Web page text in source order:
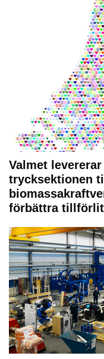
Valmet
trycksektionen
förbättra